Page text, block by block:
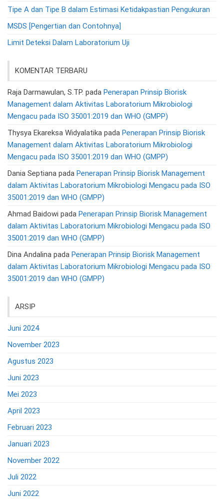
Tipe A dan Tipe B dalam Estimasi Ketidakpastian Pengukuran
MSDS [Pengertian dan Contohnya]
Limit Deteksi Dalam Laboratorium Uji
KOMENTAR TERBARU
Raja Darmawulan, S.TP. pada Penerapan Prinsip Biorisk
Management dalam Aktivitas Laboratorium Mikrobiologi
Mengacu pada ISO 35001:2019 dan WHO (GMPP)
Thysya Ekareksa Widyalatika pada Penerapan Prinsip Biorisk
Management dalam Aktivitas Laboratorium Mikrobiologi
Mengacu pada ISO 35001:2019 dan WHO (GMPP)
Dania Septiana pada Penerapan Prinsip Biorisk Management
dalam Aktivitas Laboratorium Mikrobiologi Mengacu pada ISO
35001:2019 dan WHO (GMPP)
Ahmad Baidowi pada Penerapan Prinsip Biorisk Management
dalam Aktivitas Laboratorium Mikrobiologi Mengacu pada ISO
35001:2019 dan WHO (GMPP)
Dina Andalina pada Penerapan Prinsip Biorisk Management
dalam Aktivitas Laboratorium Mikrobiologi Mengacu pada ISO
35001:2019 dan WHO (GMPP)
ARSIP
Juni 2024
November 2023
Agustus 2023
Juni 2023
Mei 2023
April 2023
Februari 2023
Januari 2023
November 2022
Juli 2022
Juni 2022